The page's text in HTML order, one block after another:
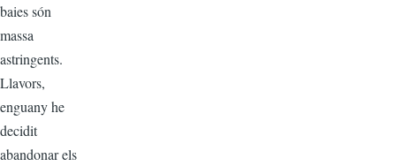
baies són
massa
astringents.
Llavors,
enguany he
decidit
abandonar els